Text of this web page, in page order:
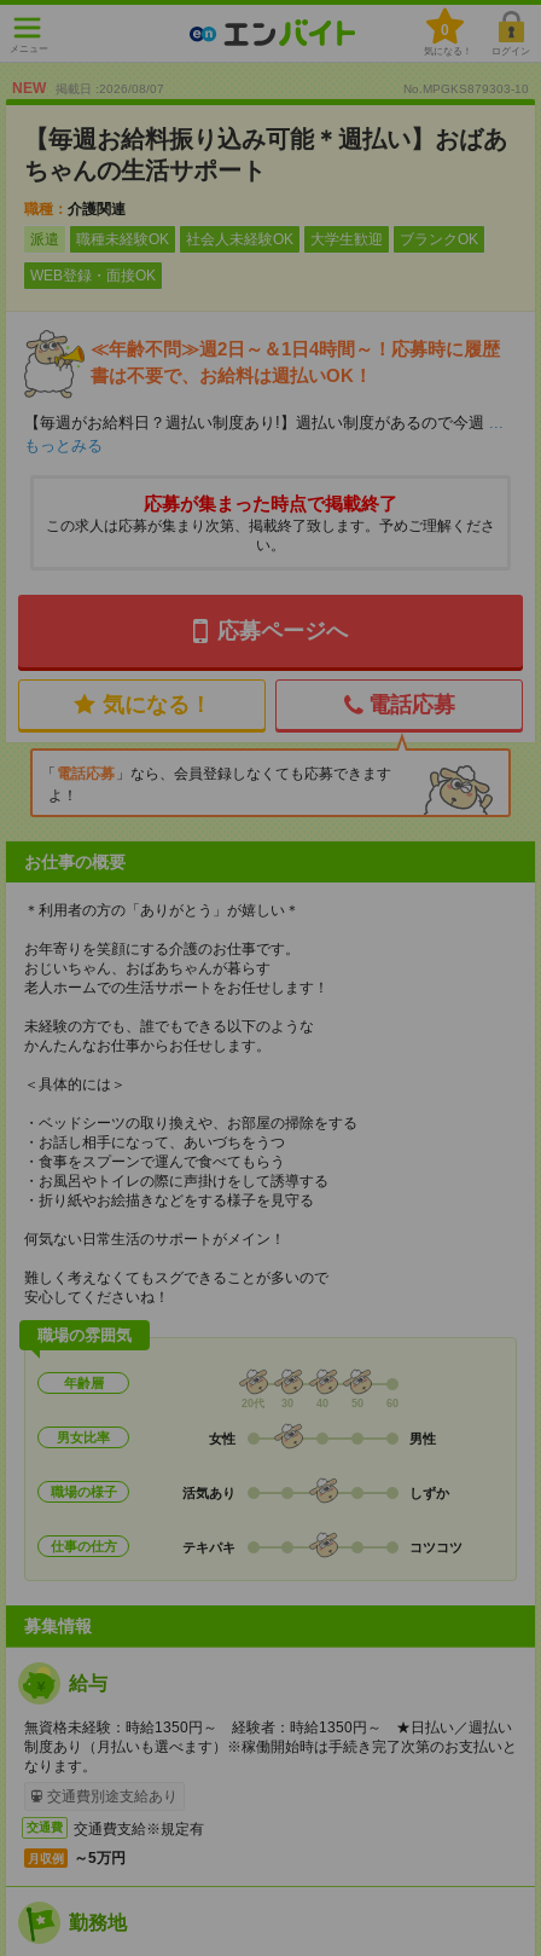
メニュー
0
気になる！ ログイン
NEW 掲載日 :2026/08/07 No.MPGKS879303-10
【毎週お給料振り込み可能＊週払い】おばあ
ちゃんの生活サポート
職種： 介護関連
派遣
職種未経験OK 社会人未経験OK 大学生歓迎 ブランクOK
WEB登録・面接OK
≪年齢不問≫週2日～＆1日4時間～！応募時に履歴
書は不要で、お給料は週払いOK！
【毎週がお給料日？週払い制度あり!】週払い制度があるので今週 ...
もっとみる
応募が集まった時点で掲載終了
この求人は応募が集まり次第、掲載終了致します。予めご理解くださ
い。
応募ページへ
気になる！ 電話応募
電話応募
なら、会員登録しなくても応募できます
よ！
お仕事の概要
＊利用者の方の「ありがとう」が嬉しい＊
お年寄りを笑顔にする介護のお仕事です。
おじいちゃん、おばあちゃんが暮らす
老人ホームでの生活サポートをお任せします！
未経験の方でも、誰でもできる以下のような
かんたんなお仕事からお任せします。
＜具体的には＞
・ベッドシーツの取り換えや、お部屋の掃除をする
・お話し相手になって、あいづちをうつ
・食事をスプーンで運んで食べてもらう
・お風呂やトイレの際に声掛けをして誘導する
・折り紙やお絵描きなどをする様子を見守る
何気ない日常生活のサポートがメイン！
難しく考えなくてもスグできることが多いので
安心してくださいね！
職場の雰囲気
年齢層
20代 30 40 50 60
男女比率 女性 男性
職場の様子 活気あり しずか
仕事の仕方 テキパキ コツコツ
募集情報
給与
無資格未経験：時給1350円～ 経験者：時給1350円～ ★日払い／週払い
制度あり（月払いも選べます）※稼働開始時は手続き完了次第のお支払いと
なります。
交通費別途支給あり
交通費 交通費支給※規定有
月収例 ～5万円
勤務地